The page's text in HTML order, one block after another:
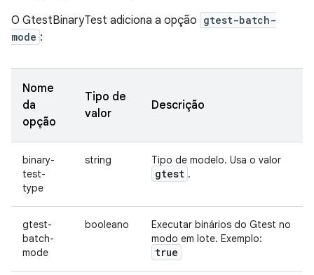
O GtestBinaryTest adiciona a opção gtest-batch-
mode :
Nome
da
opção
Tipo de
valor
Descrição
binary-
test-
type
string Tipo de modelo. Usa o valor
gtest .
gtest-
batch-
mode
booleano
Executar binários do Gtest no
modo em lote. Exemplo:
true